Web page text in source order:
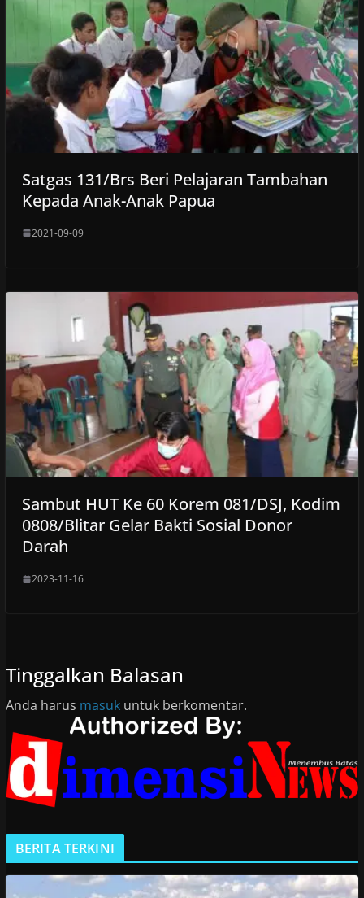
Satgas 131/Brs Beri Pelajaran Tambahan
Kepada Anak-Anak Papua
2021-09-09
Sambut HUT Ke 60 Korem 081/DSJ, Kodim
0808/Blitar Gelar Bakti Sosial Donor
Darah
2023-11-16
Tinggalkan Balasan
Anda harus masukuntuk berkomentar.
BERITA TERKINI